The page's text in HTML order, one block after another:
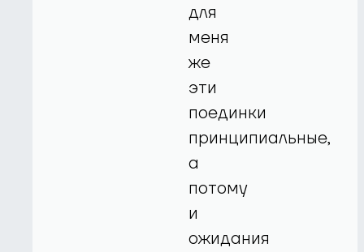
для
меня
же
эти
поединки
принципиальные,
а
потому
и
ожидания